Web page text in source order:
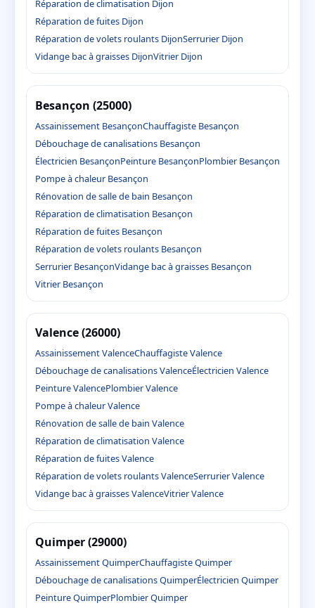
Réparation de climatisation Dijon
Réparation de fuites Dijon
Réparation de volets roulants DijonSerrurier Dijon
Vidange bac à graisses DijonVitrier Dijon
Besançon (25000)
Assainissement BesançonChauffagiste Besançon
Débouchage de canalisations Besançon
Électricien BesançonPeinture BesançonPlombier Besançon
Pompe à chaleur Besançon
Rénovation de salle de bain Besançon
Réparation de climatisation Besançon
Réparation de fuites Besançon
Réparation de volets roulants Besançon
Serrurier BesançonVidange bac à graisses Besançon
Vitrier Besançon
Valence (26000)
Assainissement ValenceChauffagiste Valence
Débouchage de canalisations ValenceÉlectricien Valence
Peinture ValencePlombier Valence
Pompe à chaleur Valence
Rénovation de salle de bain Valence
Réparation de climatisation Valence
Réparation de fuites Valence
Réparation de volets roulants ValenceSerrurier Valence
Vidange bac à graisses ValenceVitrier Valence
Quimper (29000)
Assainissement QuimperChauffagiste Quimper
Débouchage de canalisations QuimperÉlectricien Quimper
Peinture QuimperPlombier Quimper